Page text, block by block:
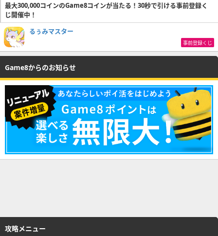
最大300,000コインのGame8コインが当たる！30秒で引ける事前登録く
じ開催中！
るぅみマスター
事前登録くじ
Game8からのお知らせ
攻略メニュー